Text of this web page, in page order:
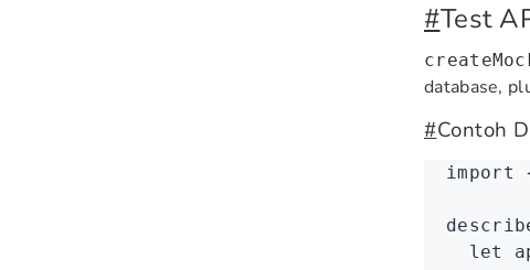
#Test
database,
#Contoh
import
  let